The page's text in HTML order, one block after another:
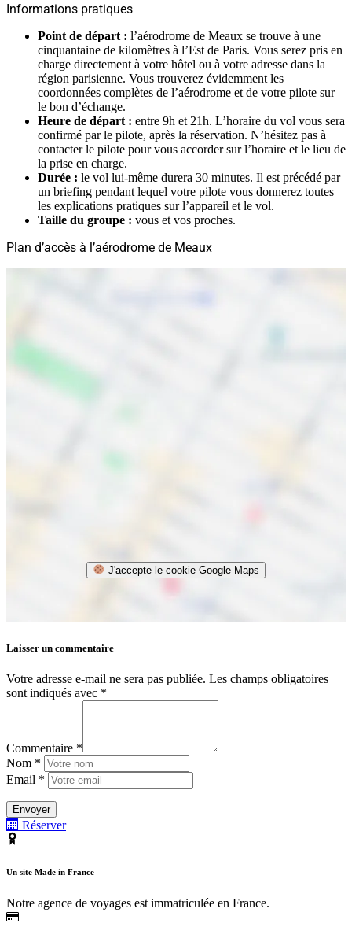
Informations pratiques
Point de départ : l’aérodrome de Meaux se trouve à une
cinquantaine de kilomètres à l’Est de Paris. Vous serez pris en
charge directement à votre hôtel ou à votre adresse dans la
région parisienne. Vous trouverez évidemment les
coordonnées complètes de l’aérodrome et de votre pilote sur
le bon d’échange.
Heure de départ : entre 9h et 21h. L’horaire du vol vous sera
confirmé par le pilote, après la réservation. N’hésitez pas à
contacter le pilote pour vous accorder sur l’horaire et le lieu de
la prise en charge.
Durée : le vol lui-même durera 30 minutes. Il est précédé par
un briefing pendant lequel votre pilote vous donnerez toutes
les explications pratiques sur l’appareil et le vol.
Taille du groupe : vous et vos proches.
Plan d’accès à l’aérodrome de Meaux
J'accepte le cookie Google Maps
Laisser un commentaire
Votre adresse e-mail ne sera pas publiée. Les champs obligatoires
sont indiqués avec *
Commentaire *
Nom *
Email *
Réserver
Un site Made in France
Notre agence de voyages est immatriculée en France.